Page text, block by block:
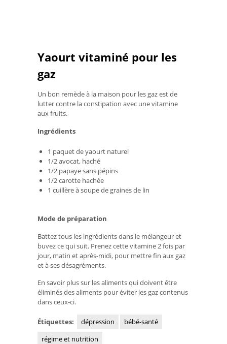
Yaourt vitaminé pour les
gaz
Un bon remède à la maison pour les gaz est de
lutter contre la constipation avec une vitamine
aux fruits.
Ingrédients
1 paquet de yaourt naturel
1/2 avocat, haché
1/2 papaye sans pépins
1/2 carotte hachée
1 cuillère à soupe de graines de lin
Mode de préparation
Battez tous les ingrédients dans le mélangeur et
buvez ce qui suit. Prenez cette vitamine 2 fois par
jour, matin et après-midi, pour mettre fin aux gaz
et à ses désagréments.
En savoir plus sur les aliments qui doivent être
éliminés des aliments pour éviter les gaz contenus
dans ceux-ci.
Étiquettes: dépression
bébé-santé
régime et nutrition